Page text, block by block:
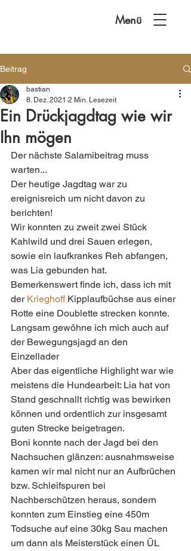
Menü
Beitrag
Ein Drückjagdtag wie wir
Ihn mögen
bastian
8. Dez. 2021 2 Min. Lesezeit
Der nächste Salamibeitrag muss
warten...
Der heutige Jagdtag war zu
ereignisreich um nicht davon zu
berichten!
Wir konnten zu zweit zwei Stück
Kahlwild und drei Sauen erlegen,
sowie ein laufkrankes Reh abfangen,
was Lia gebunden hat.
Bemerkenswert finde ich, dass ich mit
der Krieghoff Kipplaufbüchse aus einer
Rotte eine Doublette strecken konnte.
Langsam gewöhne ich mich auch auf
der Bewegungsjagd an den
Einzellader
Aber das eigentliche Highlight war wie
meistens die Hundearbeit: Lia hat von
Stand geschnallt richtig was bewirken
können und ordentlich zur insgesamt
guten Strecke beigetragen.
Boni konnte nach der Jagd bei den
Nachsuchen glänzen: ausnahmsweise
kamen wir mal nicht nur an Aufbrüchen
bzw. Schleifspuren bei
Nachberschützen heraus, sondern
konnten zum Einstieg eine 450m
Todsuche auf eine 30kg Sau machen
um dann als Meisterstück einen ÜL